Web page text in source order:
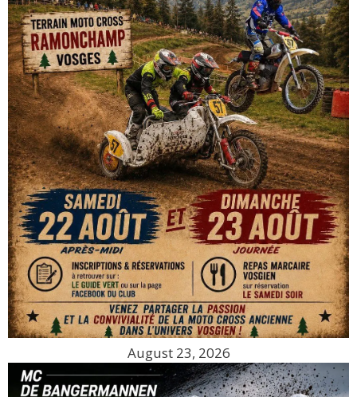
August 23, 2026